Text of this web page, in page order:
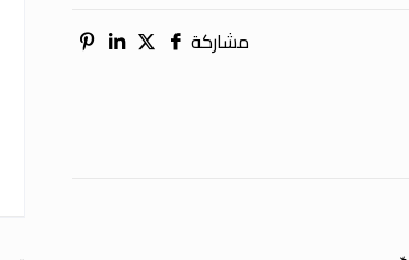
مشاركة